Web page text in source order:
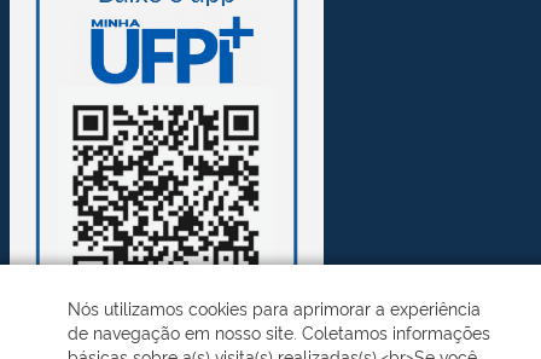
Nós utilizamos cookies para aprimorar a experiência
de navegação em nosso site. Coletamos informações